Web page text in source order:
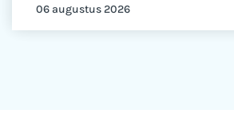
06 augustus 2026